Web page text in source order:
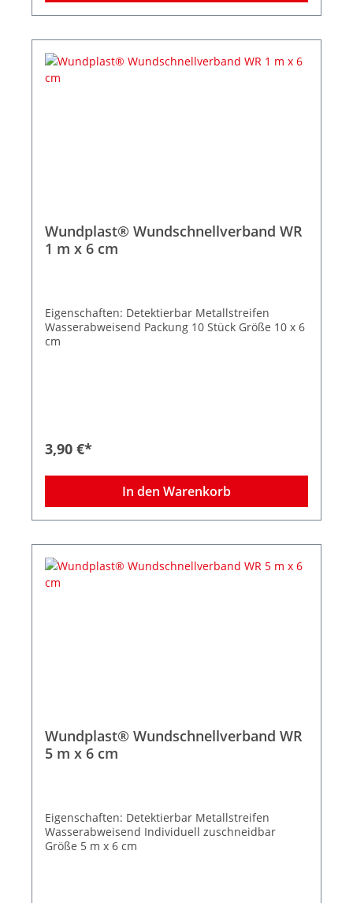
Wundplast® Wundschnellverband WR
1 m x 6 cm
Eigenschaften: Detektierbar Metallstreifen
Wasserabweisend Packung 10 Stück Größe 10 x 6
cm
3,90 €*
In den Warenkorb
Wundplast® Wundschnellverband WR
5 m x 6 cm
Eigenschaften: Detektierbar Metallstreifen
Wasserabweisend Individuell zuschneidbar
Größe 5 m x 6 cm